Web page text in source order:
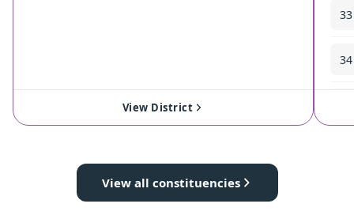
View District
33
34
View all constituencies